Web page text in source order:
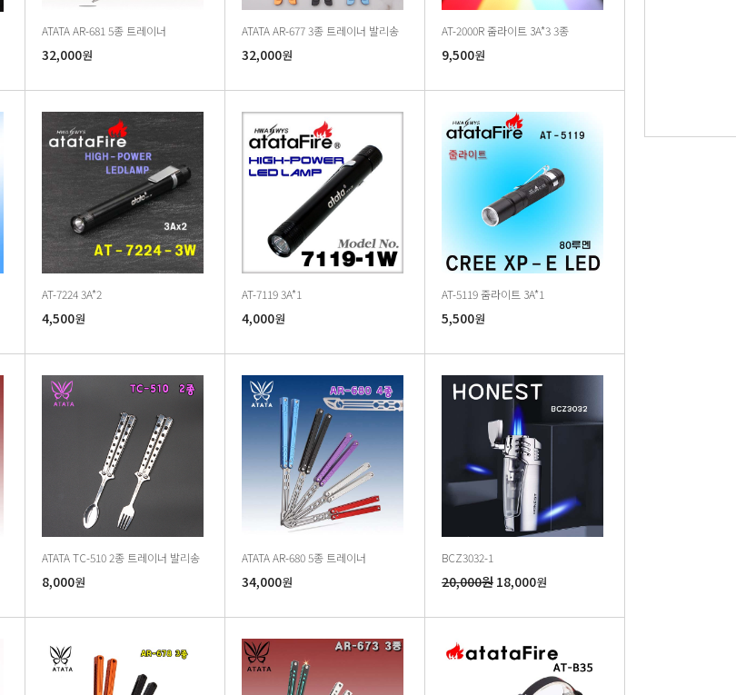
ATATA AR-681 5종 트레이너
32,000원
ATATA AR-677 3종 트레이너 발리송
32,000원
AT-2000R 줌라이트 3A*3 3종
9,500원
AT-7224 3A*2
4,500원
AT-7119 3A*1
4,000원
AT-5119 줌라이트 3A*1
5,500원
ATATA TC-510 2종 트레이너 발리송
8,000원
ATATA AR-680 5종 트레이너
34,000원
BCZ3032-1
20,000원 18,000원